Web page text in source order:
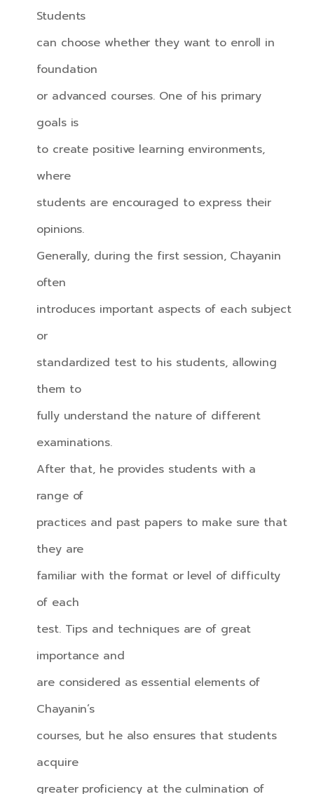
Students
can choose whether they want to enroll in
foundation
or advanced courses. One of his primary
goals is
to create positive learning environments,
where
students are encouraged to express their
opinions.
Generally, during the first session, Chayanin
often
introduces important aspects of each subject
or
standardized test to his students, allowing
them to
fully understand the nature of different
examinations.
After that, he provides students with a
range of
practices and past papers to make sure that
they are
familiar with the format or level of difficulty
of each
test. Tips and techniques are of great
importance and
are considered as essential elements of
Chayanin’s
courses, but he also ensures that students
acquire
greater proficiency at the culmination of